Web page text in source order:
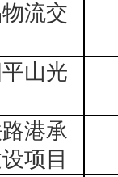
流交
山光
港承
项目